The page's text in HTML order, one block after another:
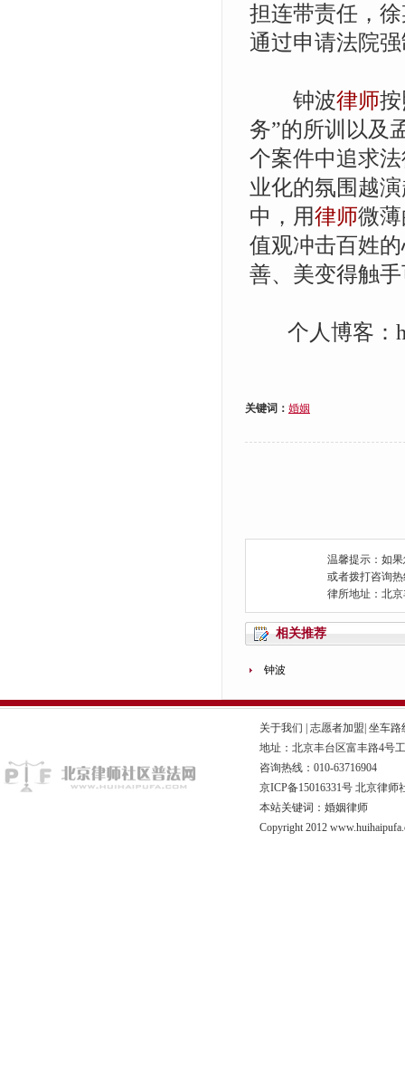
担连带责任，
通过申请法院
钟波律师
务”的所训以及
个案件中追求
业化的氛围越
中，用律师微
值观冲击百姓
善、美变得触
个人博客：
关键词： 婚姻
温馨提示：如
或者拨打咨询热
律所地址：北
相关推荐
钟波
关于我们 志愿者加盟 坐车路
地址：北京丰台区富丰路4号
咨询热线：010-63716904
京ICP备15016331号 北京律师
本站关键词：婚姻律师
Copyright 2012